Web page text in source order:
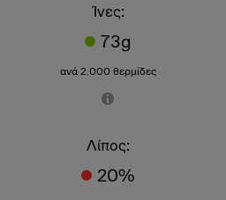
Ίνες:
73g
ανά 2.000 θερμίδες
Λίπος:
20%